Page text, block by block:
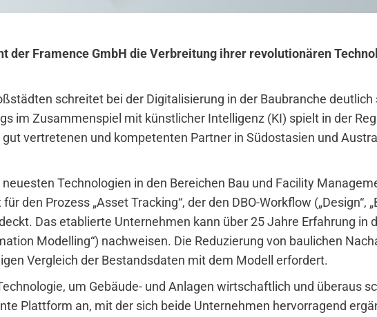
der Framence GmbH die Verbreitung ihrer revolutionären
schreitet bei der Digitalisierung in der Baubranche
im Zusammenspiel mit künstlicher Intelligenz (KI) spielt in der
gut vertretenen und kompetenten Partner in Südostasien und
Technologien in den Bereichen Bau und Facility
den Prozess „Asset Tracking“, der den DBO-Workflow („Design“,
Das etablierte Unternehmen kann über 25 Jahre Erfahrung
Modelling“) nachweisen. Die Reduzierung von baulichen
Vergleich der Bestandsdaten mit dem Modell erfordert.
um Gebäude- und Anlagen wirtschaftlich und überaus
Plattform an, mit der sich beide Unternehmen hervorragend